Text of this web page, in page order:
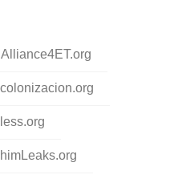
Alliance4ET.org